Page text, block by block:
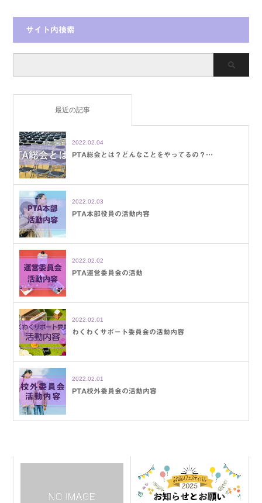
サイト内検索
最近の記事
2022.02.04
PTA総会とは？どんなことをやってるの？…
2022.02.03
PTA本部役員の活動内容
2022.02.02
PTA運営委員会の活動
2022.02.01
わくわくサポート委員会の活動内容
2022.02.01
PTA校外委員会の活動内容